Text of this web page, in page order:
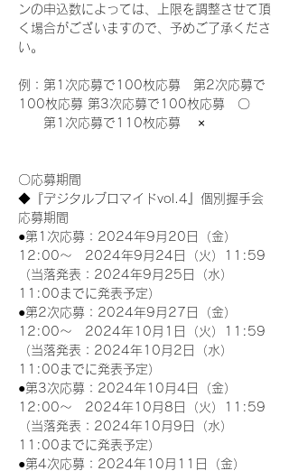
ンの申込数によっては、上限を調整させて頂
く場合がございますので、予めご了承くださ
い。
例：第1次応募で100枚応募　第2次応募で
100枚応募 第3次応募で100枚応募　〇
第1次応募で110枚応募　 ×
〇応募期間
◆『デジタルブロマイドvol.4』個別握手会
応募期間
●第1次応募：2024年9月20日（金）
12:00～　2024年9月24日（火）11:59
（当落発表：2024年9月25日（水）
11:00までに発表予定）
●第2次応募：2024年9月27日（金）
12:00～　2024年10月1日（火）11:59
（当落発表：2024年10月2日（水）
11:00までに発表予定）
●第3次応募：2024年10月4日（金）
12:00～　2024年10月8日（火）11:59
（当落発表：2024年10月9日（水）
11:00までに発表予定）
●第4次応募：2024年10月11日（金）